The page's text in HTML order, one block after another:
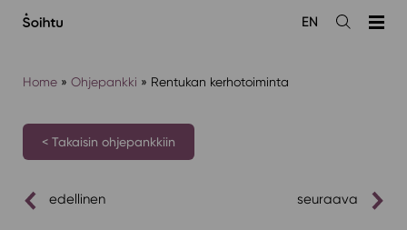
sisältöön
Avaa
EN
Home» Ohjepankki » Rentukan kerhotoiminta
< Takaisin ohjepankkiin
edellinen seuraava